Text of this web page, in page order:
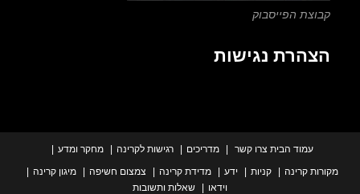
הפייסבוק
נגישות
עמוד הבית צרו קשר מדריכים רגישות לקרינה
מחקר ומדע
קרינה
קניות ידע מדידת קרינה צמצום חשיפה
מיגון קרינה
שאלות ותשובות